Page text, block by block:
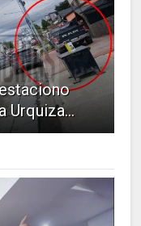
Urquiza...